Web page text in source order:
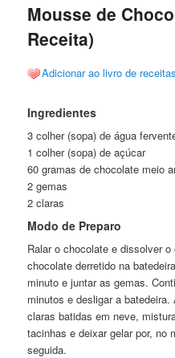
Mousse de
Receita)
Adicionar ao livro de receitas
Ingredientes
3 colher (sopa) de água
1 colher (sopa) de açúcar
60 gramas de chocolate meio
2 gemas
2 claras
Modo de Preparo
Ralar o chocolate e dissolver
chocolate derretido na
minuto e juntar as gemas.
minutos e desligar a
claras batidas em neve,
tacinhas e deixar gelar por, no
seguida.